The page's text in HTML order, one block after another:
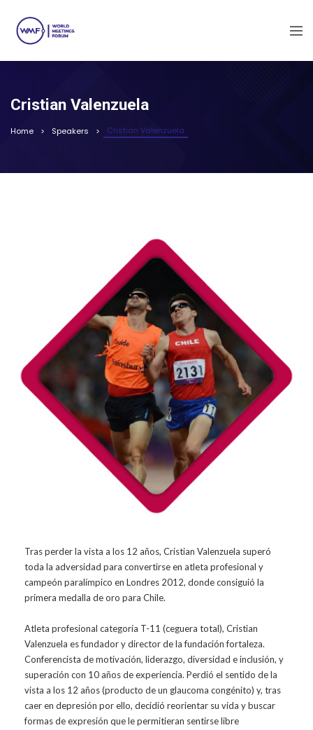
Cristian Valenzuela
Home Speakers Cristian Valenzuela
Tras perder la vista a los 12 años, Cristian Valenzuela superó
toda la adversidad para convertirse en atleta profesional y
campeón paralímpico en Londres 2012, donde consiguió la
primera medalla de oro para Chile.
Atleta profesional categoría T-11 (ceguera total), Cristian
Valenzuela es fundador y director de la fundación fortaleza.
Conferencista de motivación, liderazgo, diversidad e inclusión, y
superación con 10 años de experiencia. Perdió el sentido de la
vista a los 12 años (producto de un glaucoma congénito) y, tras
caer en depresión por ello, decidió reorientar su vida y buscar
formas de expresión que le permitieran sentirse libre